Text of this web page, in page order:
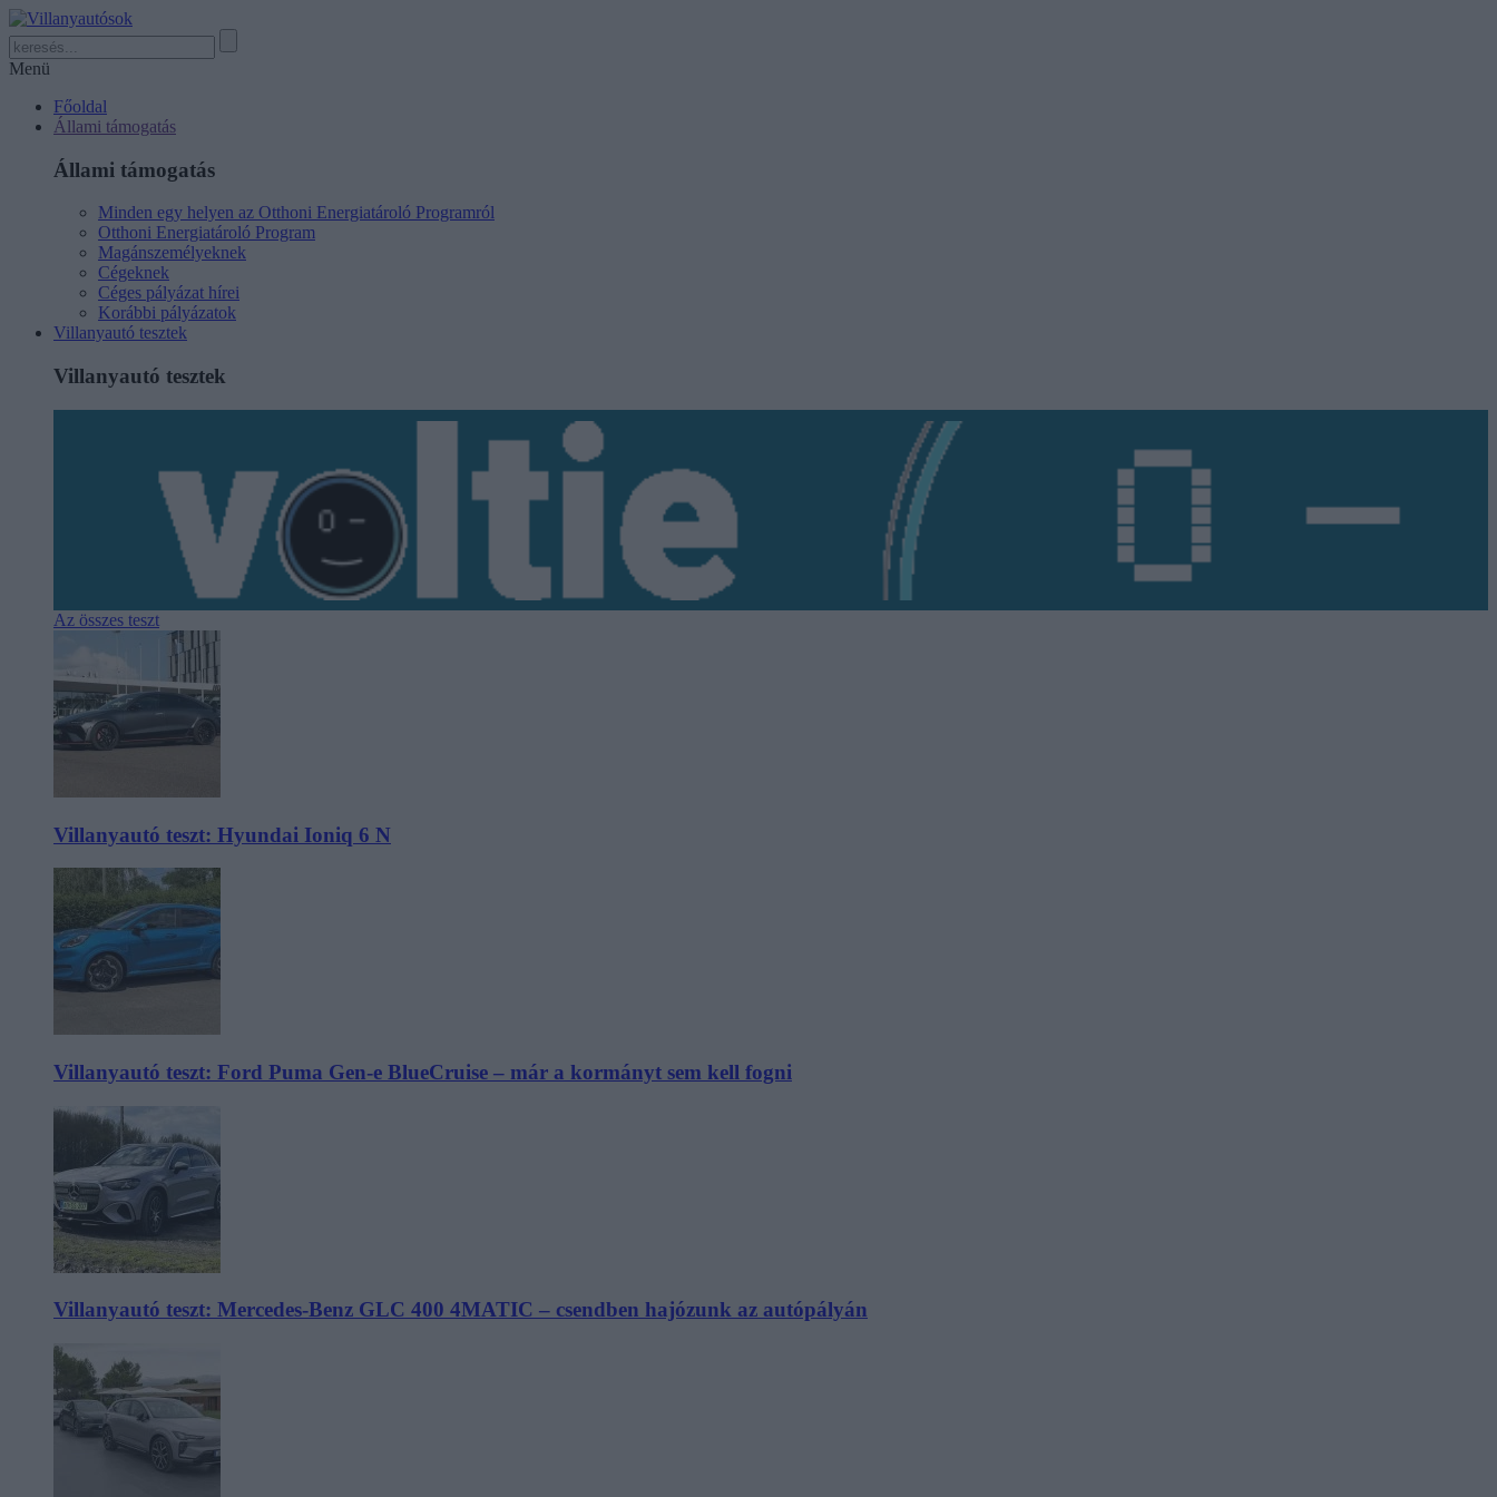
Menü
Főoldal
Állami támogatás
Állami támogatás
Minden egy helyen az Otthoni Energiatároló Programról
Otthoni Energiatároló Program
Magánszemélyeknek
Cégeknek
Céges pályázat hírei
Korábbi pályázatok
Villanyautó tesztek
Villanyautó tesztek
Az összes teszt
Villanyautó teszt: Hyundai Ioniq 6 N
Villanyautó teszt: Ford Puma Gen-e BlueCruise – már a kormányt sem kell fogni
Villanyautó teszt: Mercedes-Benz GLC 400 4MATIC – csendben hajózunk az autópályán